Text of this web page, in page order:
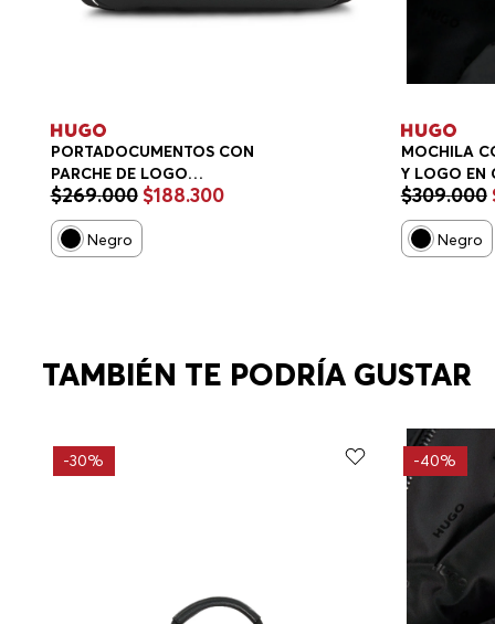
PORTADOCUMENTOS CON
PARCHE DE LOGO
PORTADOCUMENTOS HOMBRE
$269.000 $188.300
Negro
MOCHILA
Y LOGO EN
$309.000
Negro
TAMBIÉN TE PODRÍA GUSTAR
-30% -40%